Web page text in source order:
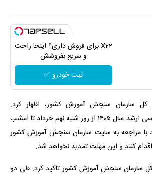
X22 برای فروش داری؟ اینجا راحت
و سریع بفروشش
ثبت خودرو ✅
کل سازمان سنجش آموزش کشور، اظهار کرد:
جاماندگان آزمون کارشناسی ارشد سال ۱۴۰۵ از روز شنبه نهم خرداد تا امشب
با مراجعه به سایت سازمان سنجش آموزش کشور
کنند و این مهلت تمدید نخواهد شد.
کل سازمان سنجش آموزش کشور تاکید کرد: طی دو